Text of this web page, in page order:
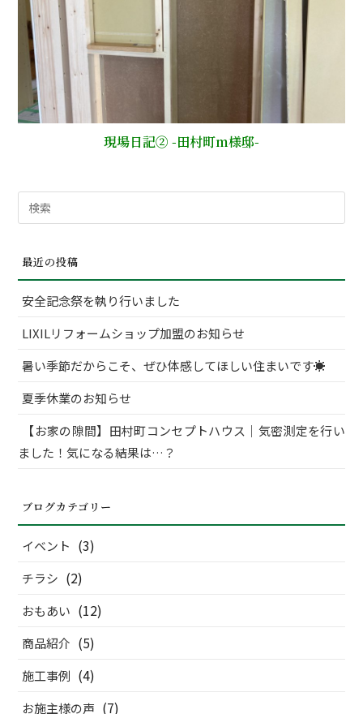
現場日記② -田村町m様邸-
索
象:
最近の投稿
安全記念祭を執り行いました
LIXILリフォームショップ加盟のお知らせ
暑い季節だからこそ、ぜひ体感してほしい住まいです☀
夏季休業のお知らせ
【お家の隙間】田村町コンセプトハウス｜気密測定を行い
ました！気になる結果は…？
ブログカテゴリー
イベント (3)
チラシ (2)
おもあい (12)
商品紹介 (5)
施工事例 (4)
お施主様の声 (7)